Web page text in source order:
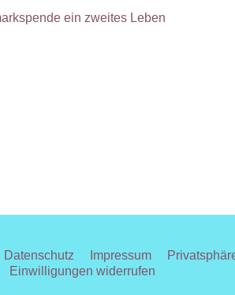
ein zweites Leben
Datenschutz Impressum
Einwilligungen widerrufen